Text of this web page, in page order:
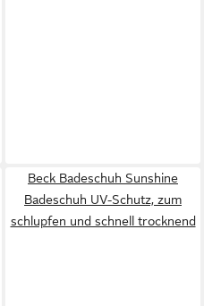
Beck Badeschuh Sunshine
Badeschuh UV-Schutz, zum
schlupfen und schnell trocknend